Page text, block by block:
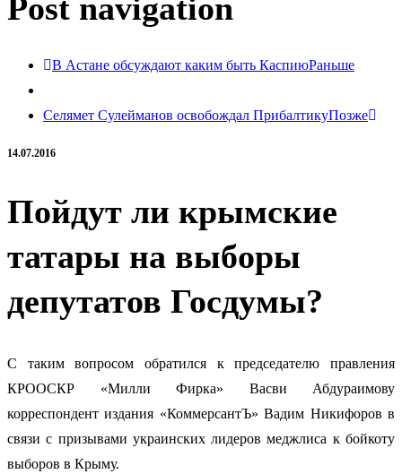
Post navigation
В Астане обсуждают каким быть КаспиюРаньше
Селямет Сулейманов освобождал ПрибалтикуПозже
14.07.2016
Пойдут ли крымские
татары на выборы
депутатов Госдумы?
С таким вопросом обратился к председателю правления
КРООСКР «Милли Фирка» Васви Абдураимову
корреспондент издания «КоммерсантЪ» Вадим Никифоров в
связи с призывами украинских лидеров меджлиса к бойкоту
выборов в Крыму.